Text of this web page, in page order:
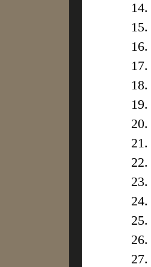
14.
15.
16.
17.
18.
19.
20.
21.
22.
23.
24.
25.
26.
27.